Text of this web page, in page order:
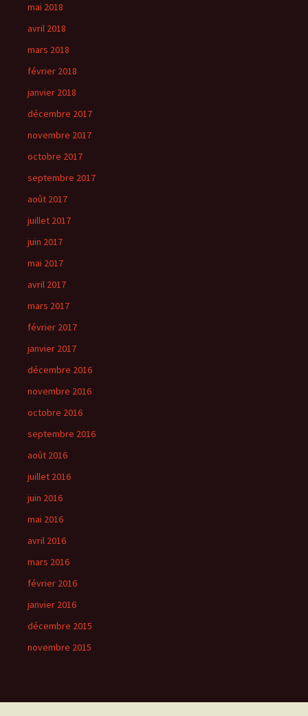
mai 2018
avril 2018
mars 2018
février 2018
janvier 2018
décembre 2017
novembre 2017
octobre 2017
septembre 2017
août 2017
juillet 2017
juin 2017
mai 2017
avril 2017
mars 2017
février 2017
janvier 2017
décembre 2016
novembre 2016
octobre 2016
septembre 2016
août 2016
juillet 2016
juin 2016
mai 2016
avril 2016
mars 2016
février 2016
janvier 2016
décembre 2015
novembre 2015